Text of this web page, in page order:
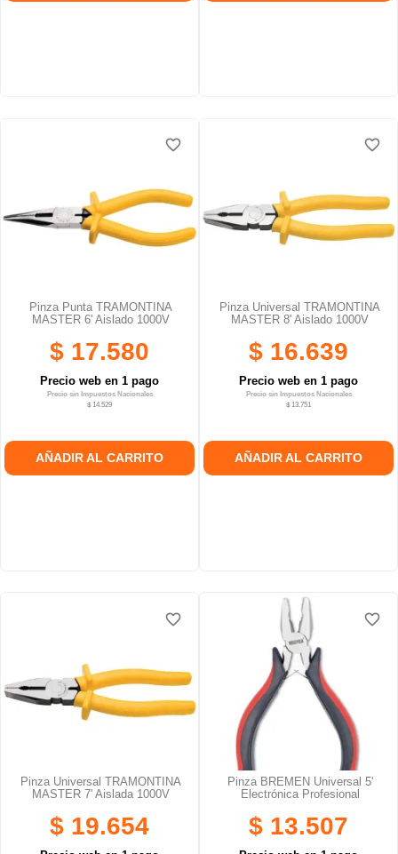
Pinza Punta TRAMONTINA
MASTER 6' Aislado 1000V
$ 17.580
Precio web en 1 pago
Precio sin Impuestos Nacionales
$ 14.529
AÑADIR AL CARRITO
favorite_border
favorite_border
Pinza Universal TRAMONTINA
MASTER 8' Aislado 1000V
$ 16.639
Precio web en 1 pago
Precio sin Impuestos Nacionales
$ 13.751
AÑADIR AL CARRITO
favorite_border
favorite_border
Pinza Universal TRAMONTINA
MASTER 7' Aislada 1000V
$ 19.654
favorite_border
favorite_border
Pinza BREMEN Universal 5'
Electrónica Profesional
$ 13.507
favorite_border
favorite_border